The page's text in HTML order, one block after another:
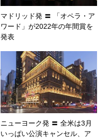
マドリッド発 〓 「オペラ・ア
ワード」が2022年の年間賞を
発表
ニューヨーク発 〓 全米は3月
いっぱい公演キャンセル、ア